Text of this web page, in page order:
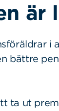
är
i
bättre
ta ut